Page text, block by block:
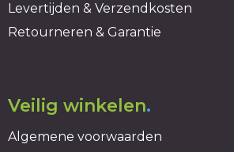
Levertijden & Verzendkosten
Retourneren & Garantie
Veilig winkelen.
Algemene voorwaarden